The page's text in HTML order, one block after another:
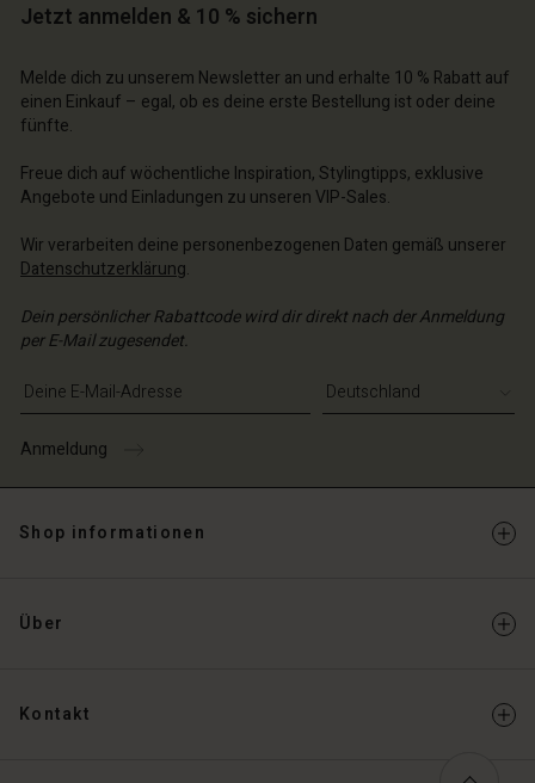
finden
| Ein Land auswählen
finden
| Ein Land auswählen
Jetzt anmelden & 10 % sichern
Melde dich zu unserem Newsletter an und erhalte 10 % Rabatt auf
einen Einkauf – egal, ob es deine erste Bestellung ist oder deine
fünfte.
Freue dich auf wöchentliche Inspiration, Stylingtipps, exklusive
Angebote und Einladungen zu unseren VIP-Sales.
Wir verarbeiten deine personenbezogenen Daten gemäß unserer
Datenschutzerklärung.
Dein persönlicher Rabattcode wird dir direkt nach der Anmeldung
per E-Mail zugesendet.
E-Mail-Adresse eingeben
Anmeldung
Shop informationen
Über
Kontakt